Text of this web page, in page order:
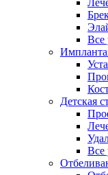
Все
Детская
Все